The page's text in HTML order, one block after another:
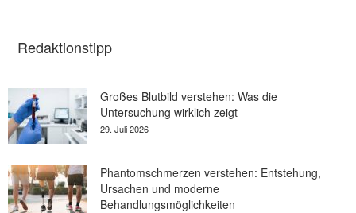
Redaktionstipp
Großes Blutbild verstehen: Was die
Untersuchung wirklich zeigt
29. Juli 2026
Phantomschmerzen verstehen: Entstehung,
Ursachen und moderne
Behandlungsmöglichkeiten